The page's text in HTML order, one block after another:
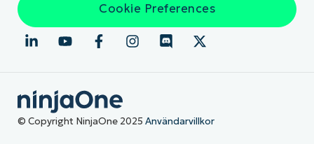
Cookie Preferences
© Copyright NinjaOne 2025 Användarvillkor